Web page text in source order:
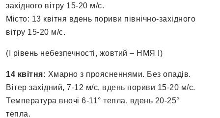
західного вітру 15-20 м/с.
Місто: 13 квітня вдень пориви північно-західного
вітру 15-20 м/с.
(І рівень небезпечності, жовтий – НМЯ І)
14 квітня: Хмарно з проясненнями. Без опадів.
Вітер західний, 7-12 м/с, вдень пориви 15-20 м/с.
Температура вночі 6-11° тепла, вдень 20-25°
тепла.